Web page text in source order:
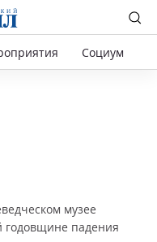
Социум
музее
годовщине падения